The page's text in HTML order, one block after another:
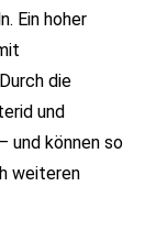
Ein hoher
die
und
und können so
weiteren